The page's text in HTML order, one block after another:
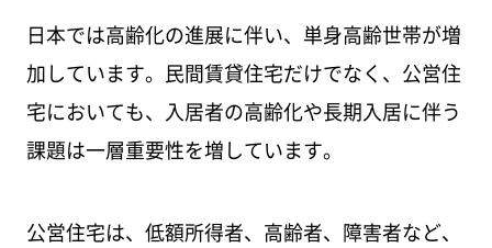
日本では高齢化の進展に伴い、単身高齢世帯が増
加しています。民間賃貸住宅だけでなく、公営住
宅においても、入居者の高齢化や長期入居に伴う
課題は一層重要性を増しています。
公営住宅は、低額所得者、高齢者、障害者など、